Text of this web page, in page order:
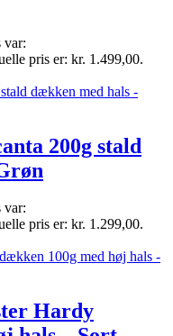
var:
pris er: kr. 1.499,00.
200g stald
var:
pris er: kr. 1.299,00.
Hardy